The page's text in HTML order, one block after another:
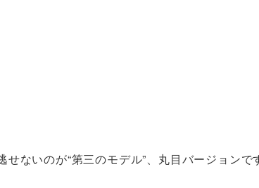
ないのが“第三のモデル”、丸目バージョンで